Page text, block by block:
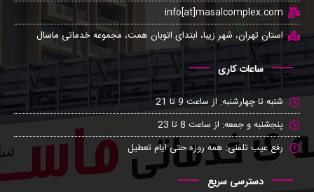
info[at]masalcomplex.com
استان تهران، شهر زیبا، ابتدای اتوبان همت، مجموعه خدماتی ماسال
ساعات کاری
شنبه تا چهارشنبه: از ساعت 9 تا 21
پنجشنبه و جمعه: از ساعت 8 تا 23
رفع عیب تلفنی: همه روزه حتی ایام تعطیل
دسترسی سریع